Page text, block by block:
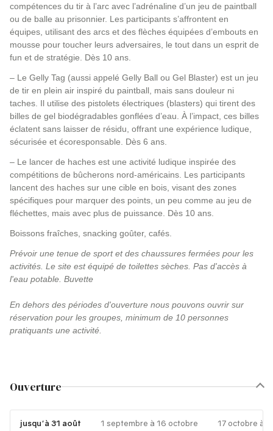
compétences du tir à l’arc avec l’adrénaline d’un jeu de paintball
ou de balle au prisonnier. Les participants s’affrontent en
équipes, utilisant des arcs et des flèches équipées d’embouts en
mousse pour toucher leurs adversaires, le tout dans un esprit de
fun et de stratégie. Dès 10 ans.
– Le Gelly Tag (aussi appelé Gelly Ball ou Gel Blaster) est un jeu
de tir en plein air inspiré du paintball, mais sans douleur ni
taches. Il utilise des pistolets électriques (blasters) qui tirent des
billes de gel biodégradables gonflées d’eau. À l’impact, ces billes
éclatent sans laisser de résidu, offrant une expérience ludique,
sécurisée et écoresponsable. Dès 6 ans.
– Le lancer de haches est une activité ludique inspirée des
compétitions de bûcherons nord-américains. Les participants
lancent des haches sur une cible en bois, visant des zones
spécifiques pour marquer des points, un peu comme au jeu de
fléchettes, mais avec plus de puissance. Dès 10 ans.
Boissons fraîches, snacking goûter, cafés.
Prévoir une tenue de sport et des chaussures fermées pour les
activités. Le site est équipé de toilettes sèches. Pas d'accès à
l'eau potable. Buvette
En dehors des périodes d'ouverture nous pouvons ouvrir sur
réservation pour les groupes, minimum de 10 personnes
pratiquants une activité.
Ouverture
jusqu'à 31 août 1 septembre à 16 octobre 17 octobre à